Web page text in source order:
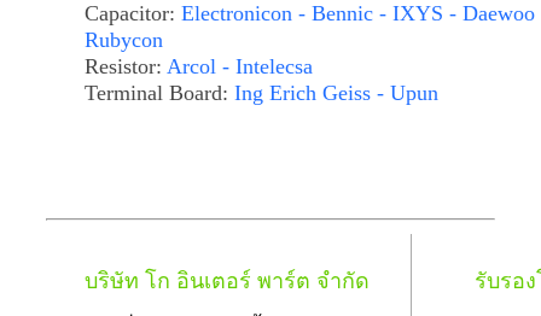
Capacitor: Electronicon - Bennic - IXYS - Daewoo
Rubycon
Resistor: Arcol - Intelecsa
Terminal Board: Ing Erich Geiss - Upun
บริษัท โก อินเตอร์ พาร์ต จำกัด
รับรอ